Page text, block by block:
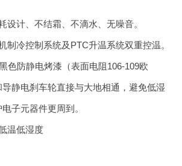
设计、不结霜、不滴水、无噪音。
制冷控制系统及PTC升温系统双重控温。
色防静电烤漆（表面电阻106-109欧
静电刹车轮直接与大地相通，避免低湿
子元器件更周到。
温低湿度